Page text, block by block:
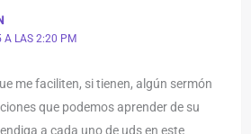
A LAS 2:20 PM
me faciliten, si tienen, algún sermón
que podemos aprender de su
a cada uno de uds en este